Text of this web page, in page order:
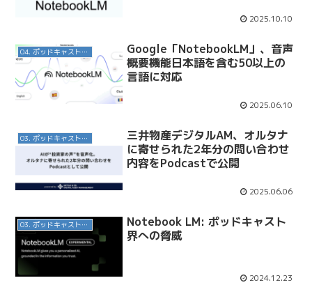
2025.10.10
04. ポッドキャスト配信・制作等
Google「NotebookLM」、音声
概要機能日本語を含む50以上の
言語に対応
2025.06.10
03. ポッドキャスト番組
三井物産デジタルAM、オルタナ
に寄せられた2年分の問い合わせ
内容をPodcastで公開
2025.06.06
03. ポッドキャスト番組
Notebook LM: ポッドキャスト
界への脅威
2024.12.23